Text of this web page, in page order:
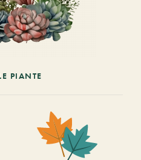
PIANTE